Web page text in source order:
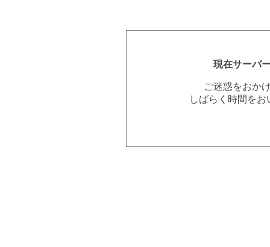
現在サーバ
ご迷惑をおか
しばらく時間を